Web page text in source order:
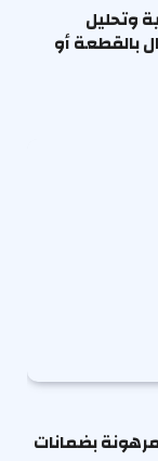
وتحليل
بالقطعة أو
بضمانات